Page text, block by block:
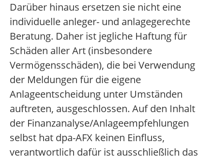
Darüber hinaus ersetzen sie nicht eine
individuelle anleger- und anlagegerechte
Beratung. Daher ist jegliche Haftung für
Schäden aller Art (insbesondere
Vermögensschäden), die bei Verwendung
der Meldungen für die eigene
Anlageentscheidung unter Umständen
auftreten, ausgeschlossen. Auf den Inhalt
der Finanzanalyse/Anlageempfehlungen
selbst hat dpa-AFX keinen Einfluss,
verantwortlich dafür ist ausschließlich das